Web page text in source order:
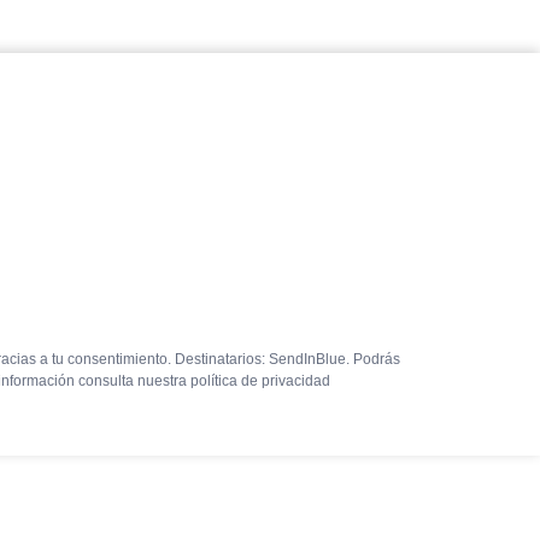
a tu consentimiento. Destinatarios: SendInBlue. Podrás
consulta nuestra política de privacidad